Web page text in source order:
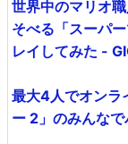
世界中のマリオ
そべる「スーパ
レイしてみた -
最大4人でオンラ
ー 2」のみんな